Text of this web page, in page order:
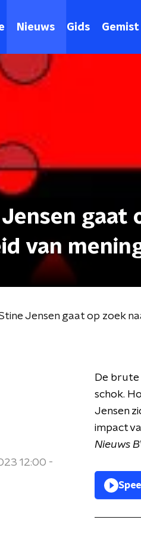
Nieuws Gids Gemist
gaat
van
Jensen gaat op zoek
12:00 -
De
schok.
Jensen
impact
Nieuws